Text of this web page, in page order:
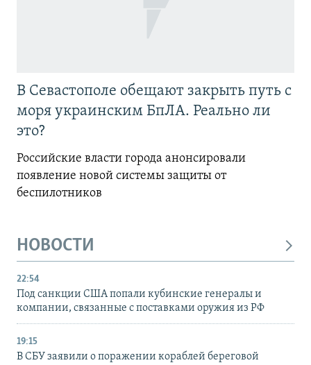
В Севастополе обещают закрыть путь с
моря украинским БпЛА. Реально ли
это?
Российские власти города анонсировали
появление новой системы защиты от
беспилотников
НОВОСТИ
22:54
Под санкции США попали кубинские генералы и
компании, связанные с поставками оружия из РФ
19:15
В СБУ заявили о поражении кораблей береговой